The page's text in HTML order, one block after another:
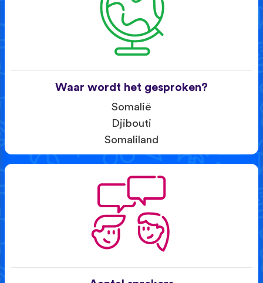
Waar wordt het gesproken?
Somalië
Djibouti
Somaliland